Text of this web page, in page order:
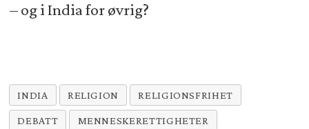
– og i India for øvrig?
INDIA RELIGION RELIGIONSFRIHET
DEBATT MENNESKERETTIGHETER